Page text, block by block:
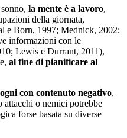
la mente è a lavoro,
della giornata,
e Born, 1997; Mednick, 2002;
informazioni con le
Lewis e Durrant, 2011),
al fine di pianificare al
con contenuto negativo,
o nemici potrebbe
forse basata su diverse